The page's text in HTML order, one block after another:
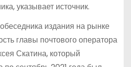
указывает источник.
издания на рынке
главы почтового оператора
Скатина, который